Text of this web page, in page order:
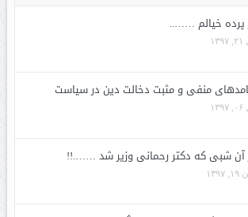
پرده خیالم ……..
منفی و مثبت دخالت دین در سیاست
آن شبی که دکتر رحمانی وزیر شد …….!!